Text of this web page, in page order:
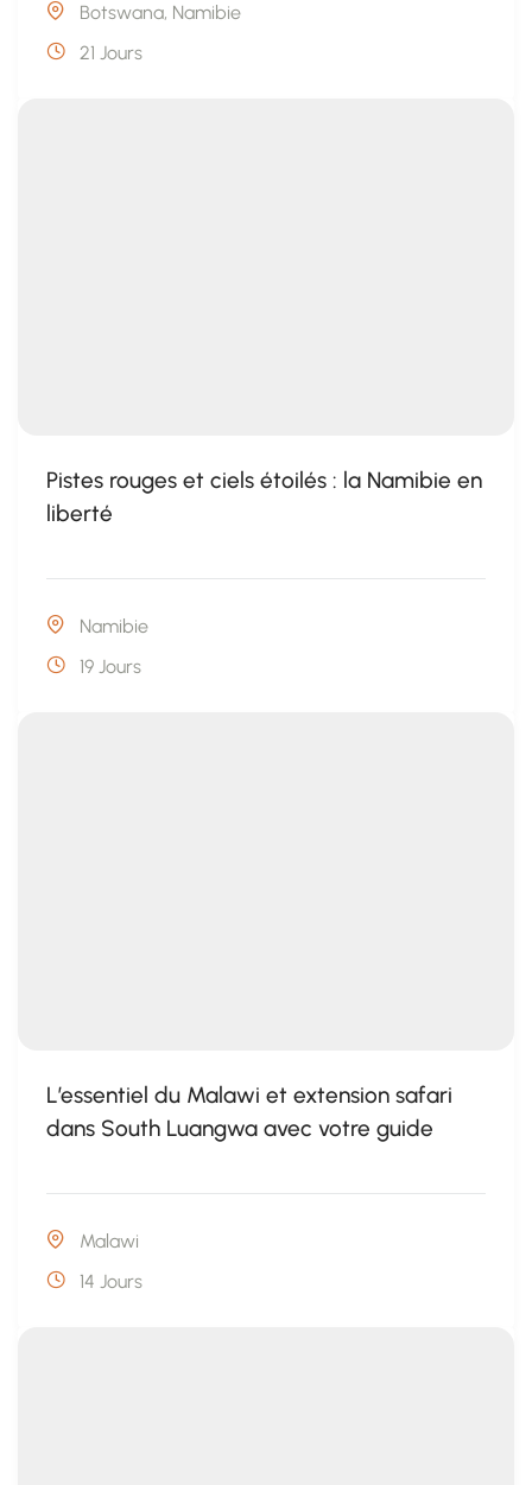
Botswana, Namibie
21 Jours
Pistes rouges et ciels étoilés : la Namibie en
liberté
Namibie
19 Jours
L’essentiel du Malawi et extension safari
dans South Luangwa avec votre guide
Malawi
14 Jours